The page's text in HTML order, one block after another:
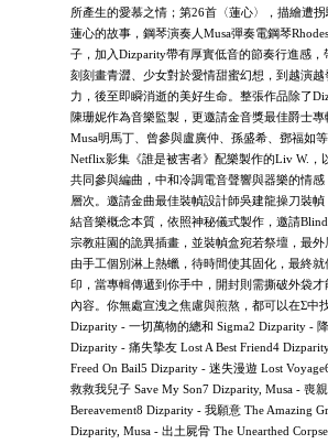
所產生的愛慕之情；第26首〈蓮心〉，描繪遭
蓮心的故事，鋼琴演奏人Musa彈奏電鋼琴
子，加入Dizparity帶有厚實低音的節奏行進感，
刻刻畫青澀、少女對於愛情甜蜜幻想，到越演
力，後至即瞬消逝的美好生命。整張作品除了
陳珊妮作為音樂監製，更邀請金音獎最佳爵士專
Musa明馬丁、曾參與盧廣仲、孫盛希、鄧福如
Netflix影集《誰是被害者》配樂製作的Liv W.，
共同參與編曲，中和冷調電音聲響與器樂的情感
層次。邀請金曲最佳裝幀設計師吳建龍操刀裝
結音樂概念本質，依照神秘儀式製作，邀請
宗教莊園的詭異插畫，並裝幀盒宛若祭壇，最外
由手工個別淋上熱蠟，待時間使其固化，最終
印，當專輯傳遞到你手中，開封則需撕破外袋
內容。你無處宣洩之焦慮與煎熬，都可以在Σ中
Dizparity - 一切萬物的總和 Sigma2 Dizparity -
Dizparity - 痛失摯友 Lost A Best Friend4
Freed On Bail5 Dizparity - 迷失漫遊 Lost
救救我兒子 Save My Son7 Dizparity, Musa - 喪
Bereavement8 Dizparity - 我願意 The Amazing
Dizparity, Musa - 出土屍骨 The Unearthed